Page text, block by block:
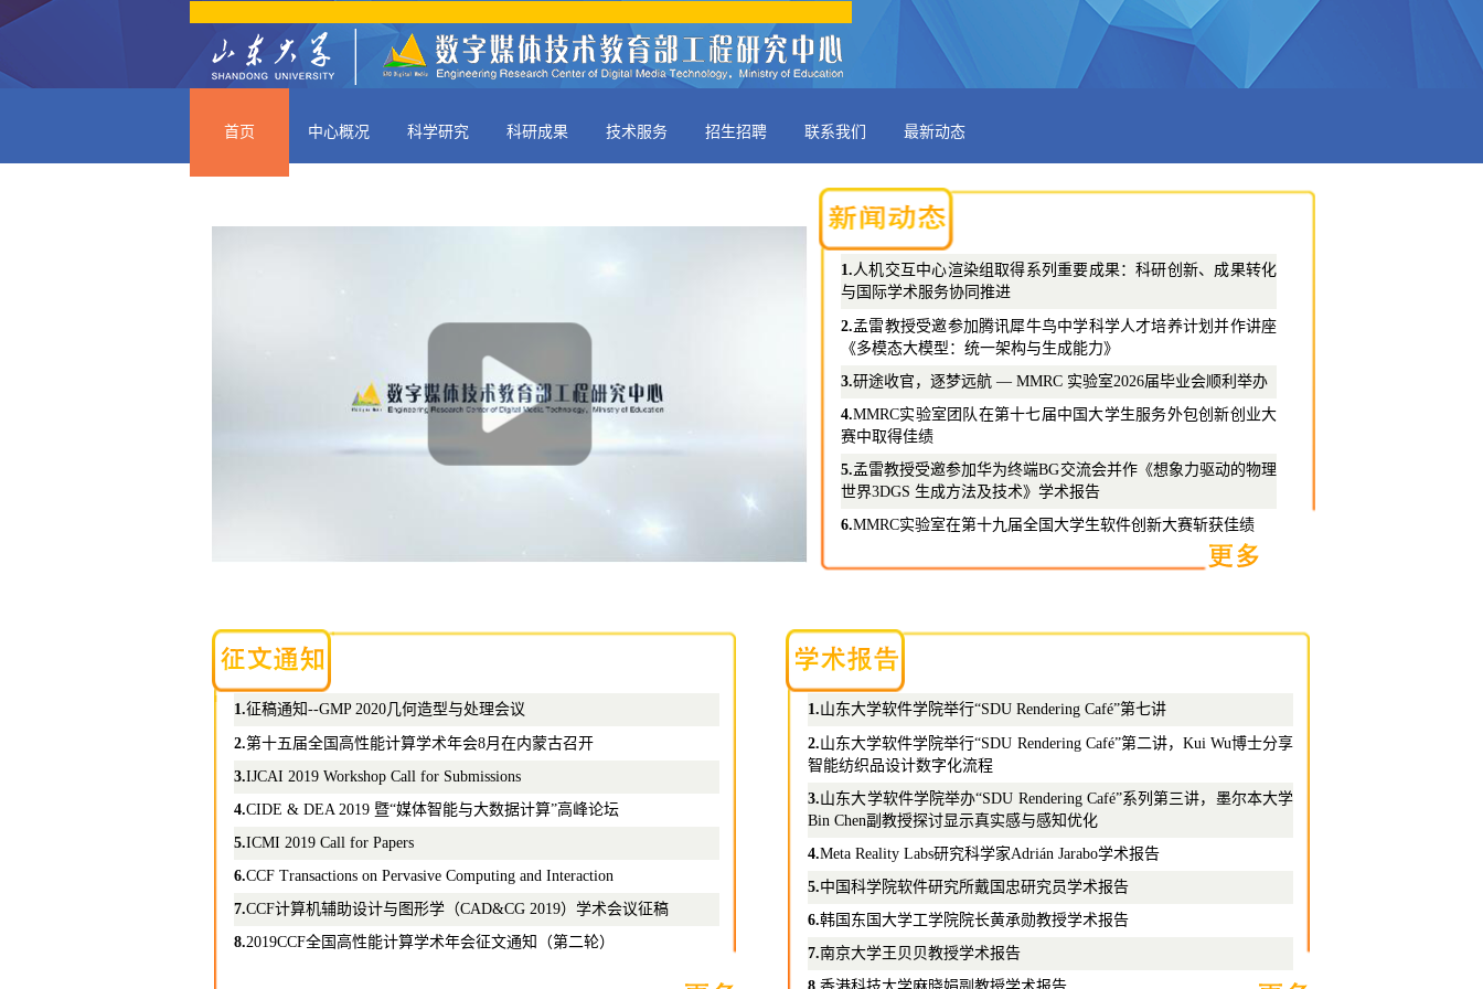
首页 中心概况 科学研究 科研成果 技术服务 招生招聘 联系我们 最新动态
1.人机交互中心渲染组取得系列重要成果：科研创新、成果转化
与国际学术服务协同推进
2.孟雷教授受邀参加腾讯犀牛鸟中学科学人才培养计划并作讲座
《多模态大模型：统一架构与生成能力》
3.研途收官，逐梦远航 — MMRC 实验室2026届毕业会顺利举办
4.MMRC实验室团队在第十七届中国大学生服务外包创新创业大
赛中取得佳绩
5.孟雷教授受邀参加华为终端BG交流会并作《想象力驱动的物理
世界3DGS 生成方法及技术》学术报告
6.MMRC实验室在第十九届全国大学生软件创新大赛斩获佳绩
1.山东大学软件学院举行“SDU Rendering Café”第七讲
2.山东大学软件学院举行“SDU Rendering Café”第二讲，Kui Wu博士分享
智能纺织品设计数字化流程
3.山东大学软件学院举办“SDU Rendering Café”系列第三讲，墨尔本大学
Bin Chen副教授探讨显示真实感与感知优化
4.Meta Reality Labs研究科学家Adrián Jarabo学术报告
5.中国科学院软件研究所戴国忠研究员学术报告
6.韩国东国大学工学院院长黄承勋教授学术报告
7.南京大学王贝贝教授学术报告
1.征稿通知--GMP 2020几何造型与处理会议
2.第十五届全国高性能计算学术年会8月在内蒙古召开
3.IJCAI 2019 Workshop Call for Submissions
4.CIDE & DEA 2019 暨“媒体智能与大数据计算”高峰论坛
5.ICMI 2019 Call for Papers
6.CCF Transactions on Pervasive Computing and Interaction
7.CCF计算机辅助设计与图形学（CAD&CG 2019）学术会议征稿
8.2019CCF全国高性能计算学术年会征文通知（第二轮）